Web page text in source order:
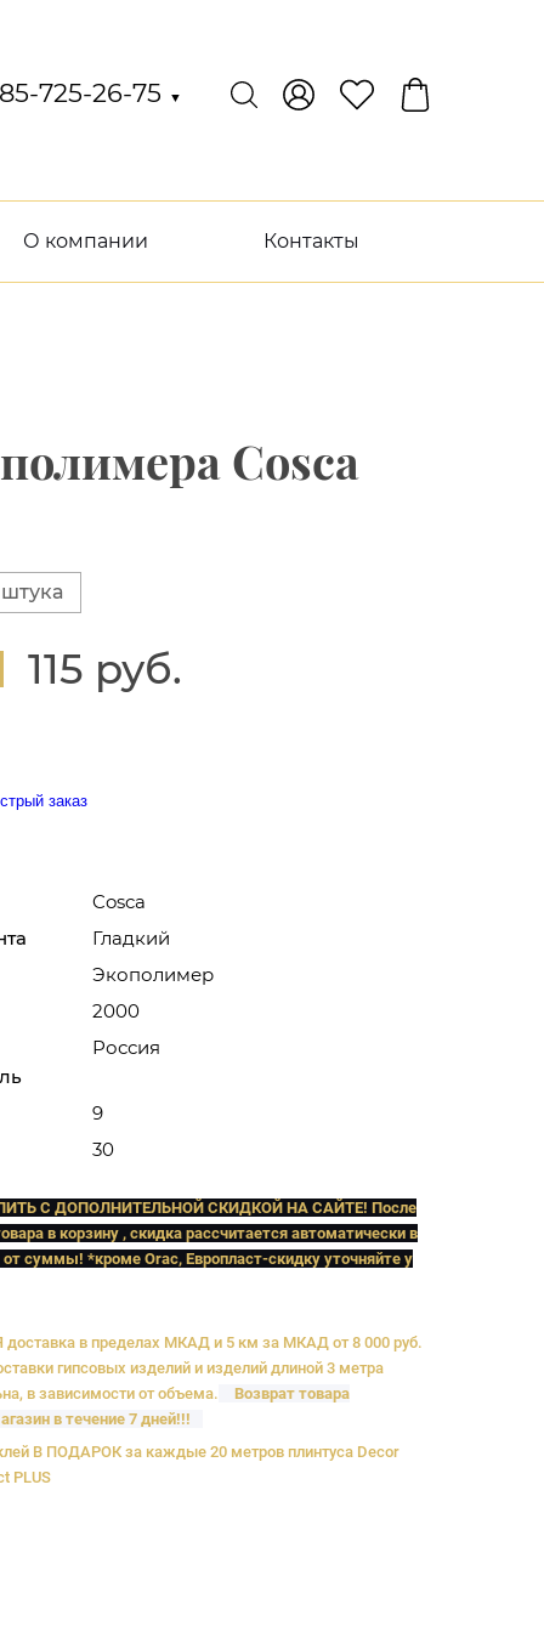
725-26-75 ▼
О компании Контакты
Cosca
штука
115 руб.
заказ
Cosca
Гладкий
Экополимер
2000
Россия
9
30
C ДОПОЛНИТЕЛЬНОЙ СКИДКОЙ НА САЙТЕ! После
в корзину , скидка рассчитается автоматически в
от суммы! *кроме Orac, Европласт-скидку уточняйте у
в пределах МКАД и 5 км за МКАД от 8 000 руб.
гипсовых изделий и изделий длиной 3 метра
в зависимости от объема.
Возврат товара
в течение 7 дней!!!
В ПОДАРОК за каждые 20 метров плинтуса Decor
PLUS